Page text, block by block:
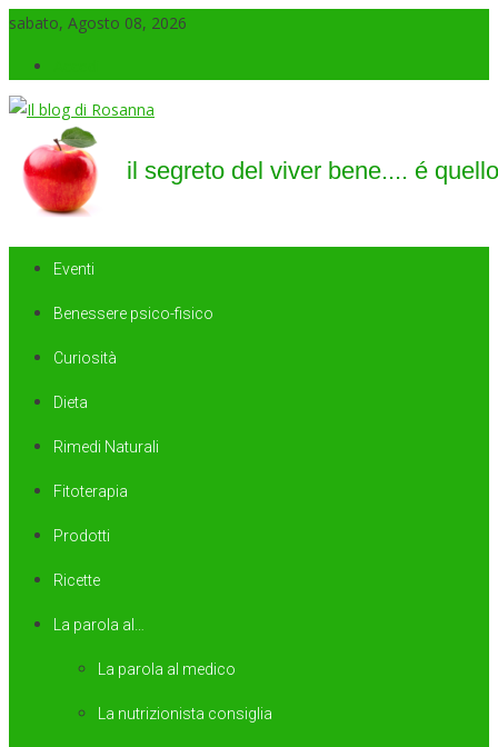
sabato, Agosto 08, 2026
Il blog di Rosanna
il segreto del viver bene…. é quello di saper sorridere sempre
Eventi
Benessere psico-fisico
Curiosità
Dieta
Rimedi Naturali
Fitoterapia
Prodotti
Ricette
La parola al…
La parola al medico
La nutrizionista consiglia